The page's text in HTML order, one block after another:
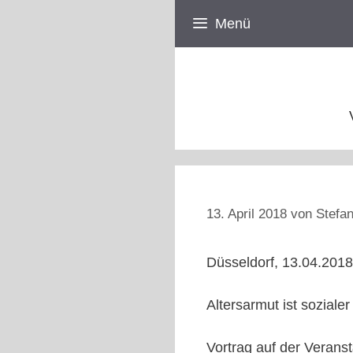
Menü
13. April 2018 von
Düsseldorf, 13.04.2018
Altersarmut ist
Vortrag auf der